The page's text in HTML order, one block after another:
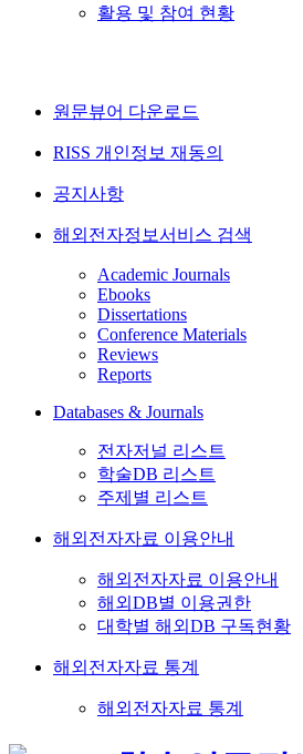
활용 및 참여 현황
원문뷰어 다운로드
RISS 개인정보 재동의
공지사항
해외전자정보서비스 검색
Academic Journals
Ebooks
Dissertations
Conference Materials
Reviews
Reports
Databases & Journals
전자저널 리스트
학술DB 리스트
주제별 리스트
해외전자자료 이용안내
해외전자자료 이용안내
해외DB별 이용권한
대학별 해외DB 구독현황
해외전자자료 통계
해외전자자료 통계